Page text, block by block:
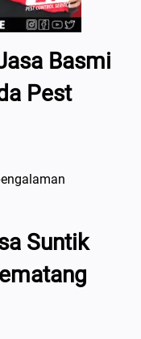
Basmi
Pest
Suntik